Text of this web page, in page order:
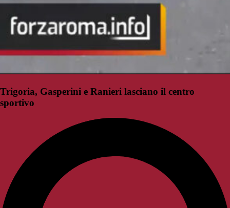
Trigoria, Gasperini e Ranieri lasciano il centro
sportivo